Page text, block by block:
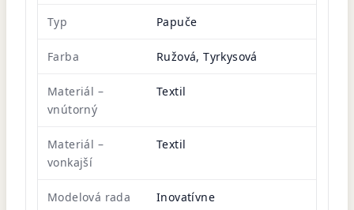
Typ Papuče
Farba Ružová, Tyrkysová
Materiál –
vnútorný
Textil
Materiál –
vonkajší
Textil
Modelová rada Inovatívne